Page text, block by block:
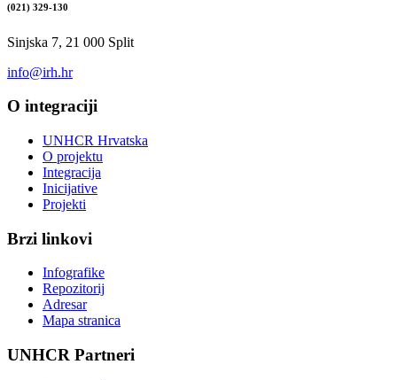
(021) 329-130
Sinjska 7, 21 000 Split
info@irh.hr
O integraciji
UNHCR Hrvatska
O projektu
Integracija
Inicijative
Projekti
Brzi linkovi
Infografike
Repozitorij
Adresar
Mapa stranica
UNHCR Partneri